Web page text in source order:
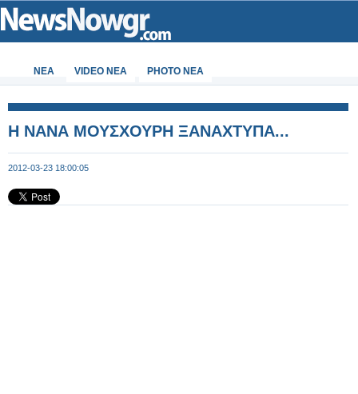
ΝΕΑ VIDEO NEA PHOTO NEA
Η ΝΑΝΑ ΜΟΥΣΧΟΥΡΗ ΞΑΝΑΧΤΥΠΑ...
2012-03-23 18:00:05